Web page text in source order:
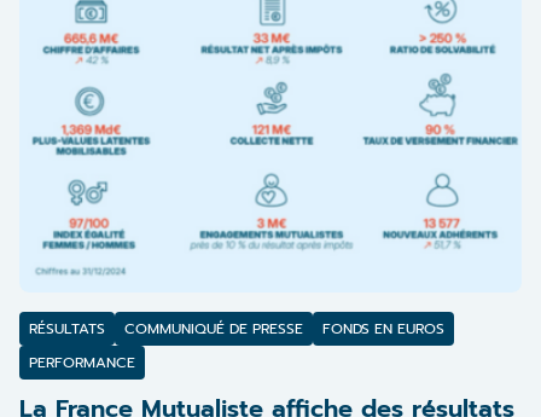
RÉSULTATS COMMUNIQUÉ DE PRESSE
FONDS EN EUROS
PERFORMANCE
La France Mutualiste affiche des résultats